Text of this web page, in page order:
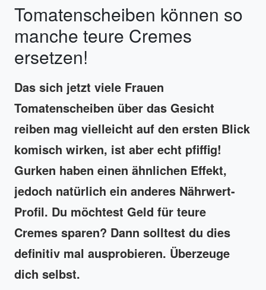
Tomatenscheiben können so
manche teure Cremes
ersetzen!
Das sich jetzt viele Frauen
Tomatenscheiben über das Gesicht
reiben mag vielleicht auf den ersten Blick
komisch wirken, ist aber echt pfiffig!
Gurken haben einen ähnlichen Effekt,
jedoch natürlich ein anderes Nährwert-
Profil. Du möchtest Geld für teure
Cremes sparen? Dann solltest du dies
definitiv mal ausprobieren. Überzeuge
dich selbst.